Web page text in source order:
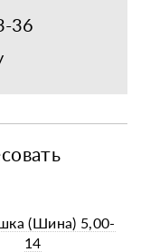
36
(Шина) 5,00-
14